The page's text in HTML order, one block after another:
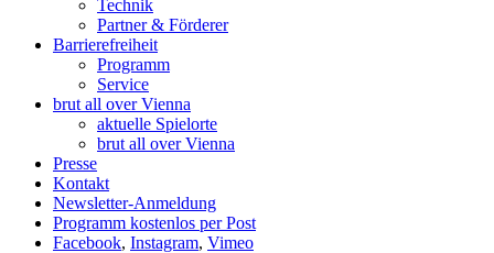
Technik
Partner & Förderer
Barrierefreiheit
Programm
Service
brut all over Vienna
aktuelle Spielorte
brut all over Vienna
Presse
Kontakt
Newsletter-Anmeldung
Programm kostenlos per Post
Facebook, Instagram, Vimeo